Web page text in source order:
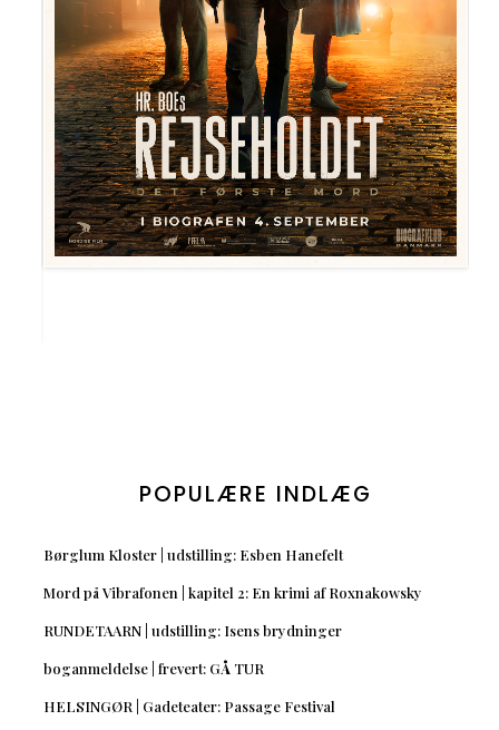
POPULÆRE INDLÆG
Børglum Kloster | udstilling: Esben Hanefelt
Mord på Vibrafonen | kapitel 2: En krimi af Roxnakowsky
RUNDETAARN | udstilling: Isens brydninger
boganmeldelse | frevert: GÅ TUR
HELSINGØR | Gadeteater: Passage Festival